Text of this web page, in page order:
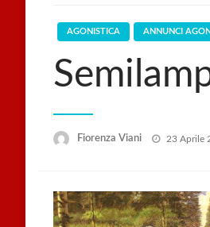
AGONISTICA ANNUNCI
Fiorenza Viani
Posted
23 Aprile